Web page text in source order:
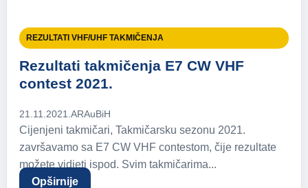
REZULTATI VHF/UHF TAKMIČENJA
Rezultati takmičenja E7 CW VHF
contest 2021.
21.11.2021.ARAuBiH
Cijenjeni takmičari, Takmičarsku sezonu 2021.
završavamo sa E7 CW VHF contestom, čije rezultate
možete vidjeti ispod. Svim takmičarima...
Opširnije